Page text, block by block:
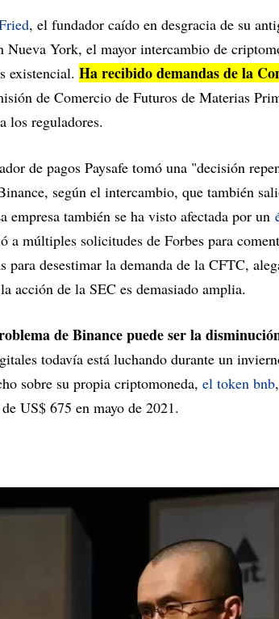
, el fundador caído en desgracia de su
Nueva York, el mayor intercambio de
existencial. Ha recibido demandas de la
de Comercio de Futuros de Materias
los reguladores.
de pagos Paysafe tomó una "decisión
según el intercambio, que también
empresa también se ha visto afectada por un
a múltiples solicitudes de Forbes para
para desestimar la demanda de la CFTC,
acción de la SEC es demasiado amplia.
de Binance puede ser la
todavía está luchando durante un
sobre su propia criptomoneda, el token bnb
US$ 675 en mayo de 2021.